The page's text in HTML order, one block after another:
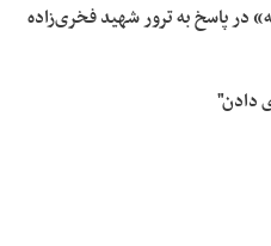
در پاسخ به ترور شهید فخری‌زاده
دادن"